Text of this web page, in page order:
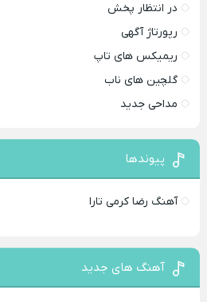
در انتظار پخش
رپورتاژ آگهی
ریمیکس های تاپ
گلچین های ناب
مداحی جدید
پیوندها
آهنگ رضا کرمی تارا
آهنگ های جدید